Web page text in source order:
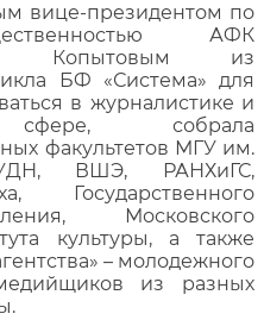
вице-президентом по
АФК
Копытовым из
БФ «Система» для
в журналистике и
сфере, собрала
факультетов МГУ им.
ВШЭ, РАНХиГС,
Государственного
Московского
культуры, а также
– молодежного
из разных